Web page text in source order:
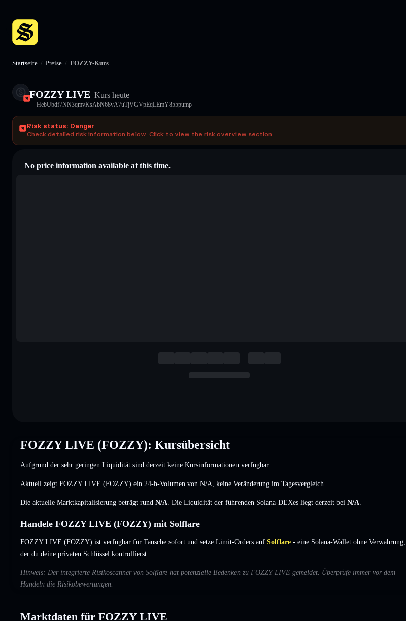
Startseite / Preise / FOZZY-Kurs
FOZZY LIVE Kurs heute
HebUbdf7NN3qmvKsAbN68yA7uTjVGVpEqLEmY855pump
Risk status: Danger
Check detailed risk information below. Click to view the risk overview section.
No price information available at this time.
FOZZY LIVE (FOZZY): Kursübersicht
Aufgrund der sehr geringen Liquidität sind derzeit keine Kursinformationen verfügbar.
Aktuell zeigt FOZZY LIVE (FOZZY) ein 24-h-Volumen von N/A keine Veränderung im Tagesvergleich.
Die aktuelle Marktkapitalisierung beträgt rund N/A . Die Liquidität der führenden Solana-DEXes liegt derzeit bei N/A
Handele FOZZY LIVE (FOZZY) mit Solflare
FOZZY LIVE (FOZZY) ist verfügbar für Tausche sofort und setze Limit-Orders auf Solflare - eine Solana-Wallet ohne
der du deine privaten Schlüssel kontrollierst.
Hinweis: Der integrierte Risikoscanner von Solflare hat potenzielle Bedenken zu FOZZY LIVE gemeldet. Überprüfe immer vor dem
Handeln die Risikobewertungen.
Marktdaten für FOZZY LIVE